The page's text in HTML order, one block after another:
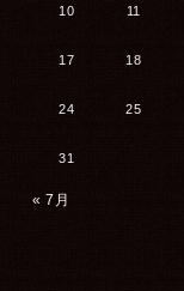
10 11
17 18
24 25
31
« 7月